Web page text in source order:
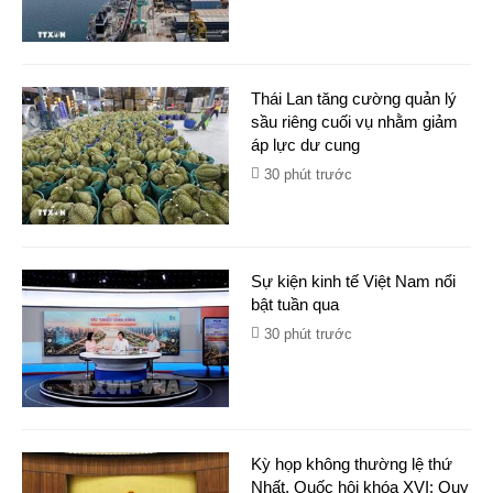
Thái Lan tăng cường quản lý
sầu riêng cuối vụ nhằm giảm
áp lực dư cung
30 phút trước
Sự kiện kinh tế Việt Nam nổi
bật tuần qua
30 phút trước
Kỳ họp không thường lệ thứ
Nhất, Quốc hội khóa XVI: Quy